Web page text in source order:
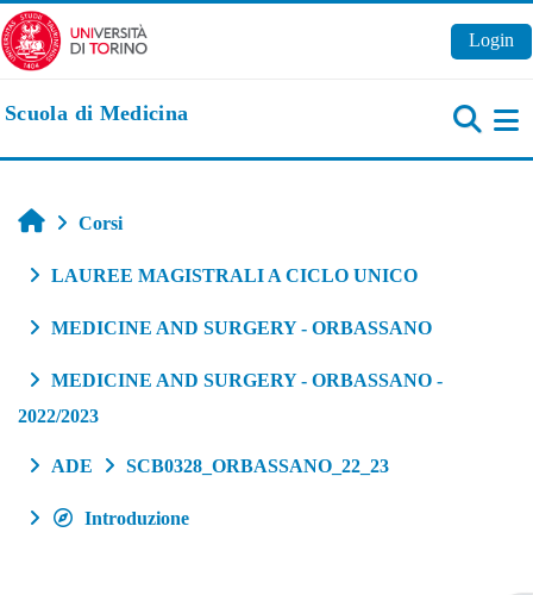
Vai al contenuto principale
Login
Scuola di Medicina
Home
Corsi
LAUREE MAGISTRALI A CICLO UNICO
MEDICINE AND SURGERY - ORBASSANO
MEDICINE AND SURGERY - ORBASSANO -
2022/2023
ADE SCB0328_ORBASSANO_22_23
Introduzione